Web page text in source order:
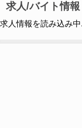
求人/バイト情報
求人情報を読み込み中